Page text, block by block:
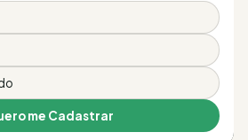
me Cadastrar